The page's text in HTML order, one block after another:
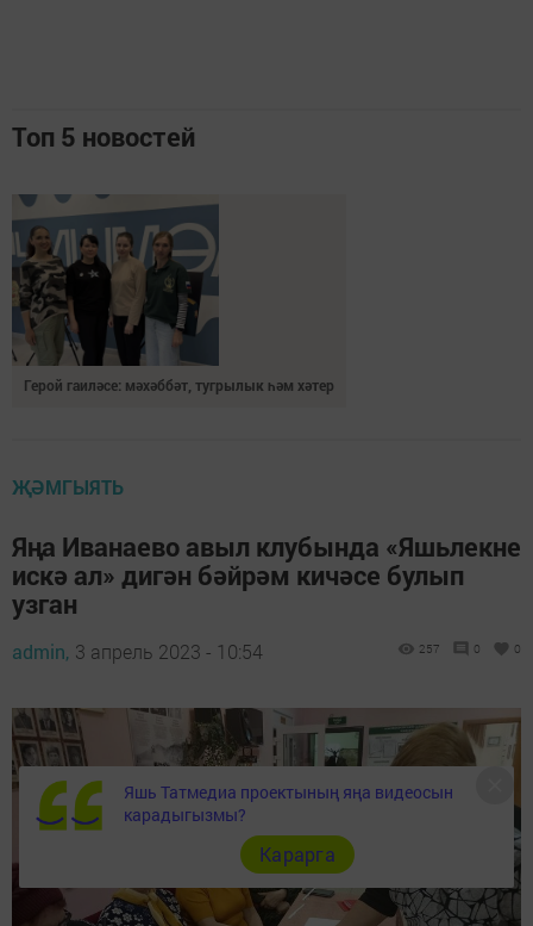
Топ 5 новостей
Герой гаиләсе: мәхәббәт, тугрылык һәм хәтер
ҖӘМГЫЯТЬ
Яңа Иванаево авыл клубында «Яшьлекне
искә ал» дигән бәйрәм кичәсе булып
узган
admin, 3 апрель 2023 - 10:54 257 0 0
Яшь Татмедиа проектының яңа видеосын
карадыгызмы?
Карарга